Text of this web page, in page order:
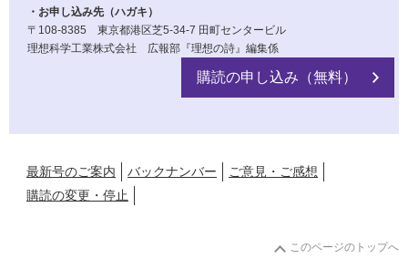
・お申し込み先（ハガキ）
〒108-8385 東京都港区芝5-34-7 田町センタービル
理想科学工業株式会社 広報部『理想の詩』編集係
購読の申し込み（無料）
最新号のご案内 バックナンバー
ご意見・ご感想
購読の変更・停止
このページのトップへ